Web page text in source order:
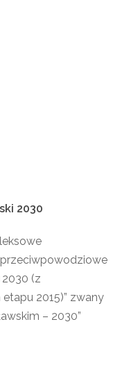
2030
2030 (z
2015)” zwany
– 2030”